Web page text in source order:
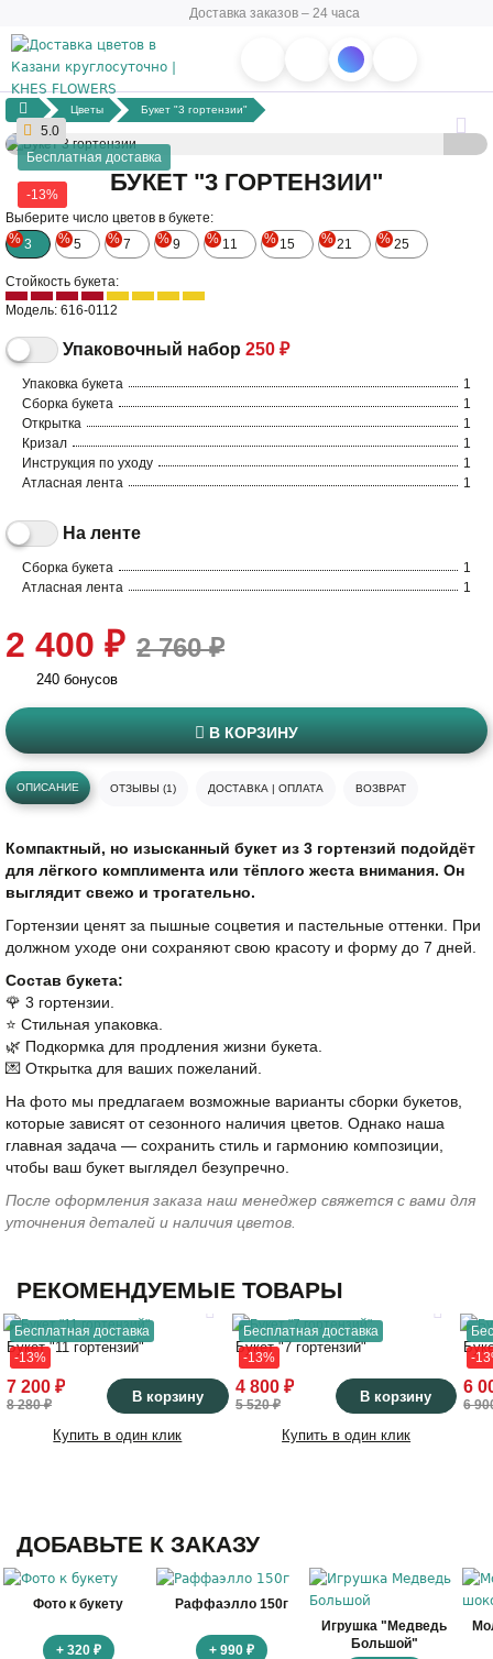
Доставка заказов – 24 часа
Цветы Букет "3 гортензии"
Бесплатная доставка
-13%
5.0
БУКЕТ "3 ГОРТЕНЗИИ"
Выберите число цветов в букете:
% 3 % 5 % 7 % 9 % 11 % 15 % 21 % 25
Стойкость букета:
Модель: 616-0112
Упаковочный набор 250 ₽
Упаковка букета
1
Сборка букета
1
Открытка
1
Кризал
1
Инструкция по уходу
1
Атласная лента
1
На ленте
Сборка букета
1
Атласная лента
1
2 400 ₽ 2 760 ₽
240 бонусов
В КОРЗИНУ
ОПИСАНИЕ ОТЗЫВЫ (1) ДОСТАВКА | ОПЛАТА ВОЗВРАТ
Компактный, но изысканный букет из 3 гортензий подойдёт
для лёгкого комплимента или тёплого жеста внимания. Он
выглядит свежо и трогательно.
Гортензии ценят за пышные соцветия и пастельные оттенки. При
должном уходе они сохраняют свою красоту и форму до 7 дней.
Состав букета:
🌹 3 гортензии.
⭐️ Стильная упаковка.
🌿 Подкормка для продления жизни букета.
💌 Открытка для ваших пожеланий.
На фото мы предлагаем возможные варианты сборки букетов,
которые зависят от сезонного наличия цветов. Однако наша
главная задача — сохранить стиль и гармонию композиции,
чтобы ваш букет выглядел безупречно.
После оформления заказа наш менеджер свяжется с вами для
уточнения деталей и наличия цветов.
РЕКОМЕНДУЕМЫЕ ТОВАРЫ
Бесплатная доставка
-13%
Букет "11 гортензий"
7 200 ₽
8 280 ₽ В корзину
Купить в один клик
Бесплатная доставка
-13%
Букет "7 гортензий"
4 800 ₽
5 520 ₽ В корзину
Купить в один клик
-
6
6
ДОБАВЬТЕ К ЗАКАЗУ
Фото к букету
+ 320 ₽
Раффаэлло 150г
+ 990 ₽
Игрушка "Медведь
Большой"